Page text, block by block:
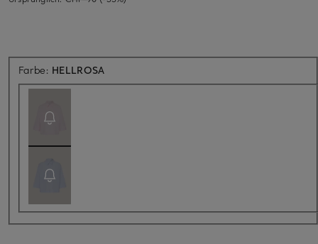
Farbe: HELLROSA